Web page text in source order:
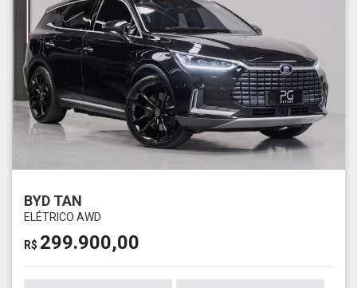
BYD TAN
ELÉTRICO AWD
R$ 299.900,00